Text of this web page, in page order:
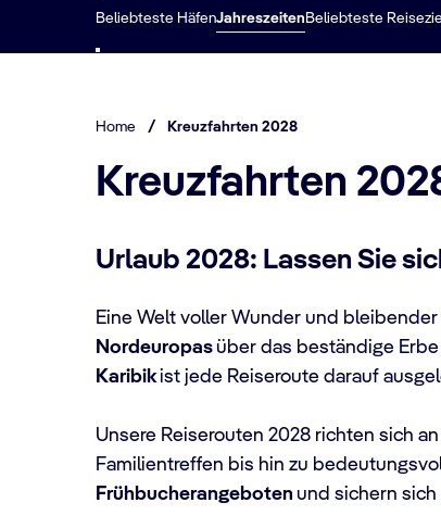
Beliebteste HäfenJahreszeiten Beliebteste
Home / Kreuzfahrten 2028
Kreuzfahrten
Urlaub 2028: Lassen Sie
Eine Welt voller Wunder und
Nordeuropasüber das beständige
Karibikist jede Reiseroute darauf
Unsere Reiserouten 2028 richten sich
Familientreffen bis hin zu
Frühbucherangeboten und sichern